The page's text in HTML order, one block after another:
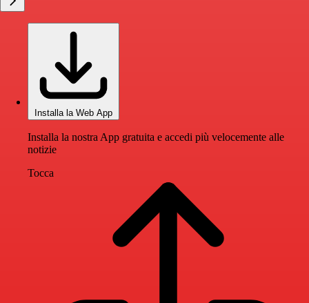
Installa la Web App
Installa la nostra App gratuita e accedi più velocemente alle
notizie
Tocca